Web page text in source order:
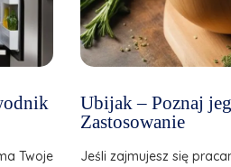
Twoje
Ubijak – Poznaj
Zastosowanie
Jeśli zajmujesz się